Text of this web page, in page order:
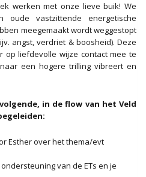
werken met onze lieve buik! We
oude vastzittende energetische
meegemaakt wordt weggestopt
angst, verdriet & boosheid). Deze
op liefdevolle wijze contact mee te
een hogere trilling vibreert en
in de flow van het Veld
Esther over het thema/evt
van de ETs en je